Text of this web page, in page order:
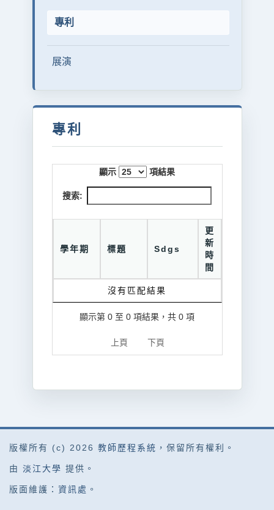
專利
展演
專利
顯示 項結果
搜索:
學年期 標題 Sdgs
更
新
時
間
沒有匹配結果
顯示第 0 至 0 項結果，共 0 項
上頁 下頁
版權所有 (c) 2026 教師歷程系統 ，保留所有權利。
由 淡江大學 提供。
版面維護： 資訊處 。